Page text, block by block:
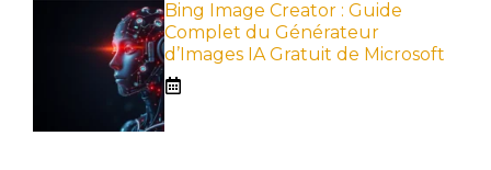
Bing Image Creator : Guide
Complet du Générateur
d’Images IA Gratuit de Microsoft